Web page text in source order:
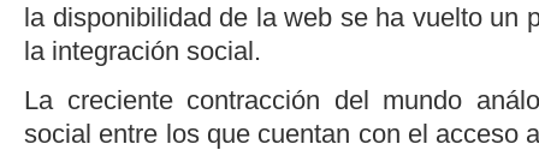
la disponibilidad de la web se ha vuelto un
la integración social.
La creciente contracción del mundo
social entre los que cuentan con el acceso